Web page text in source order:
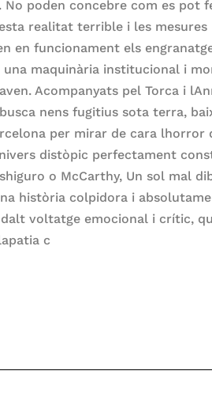
poden concebre com es pot
realitat terrible i les mesures
en funcionament els
maquinària institucional i
Acompanyats pel Torca i
nens fugitius sota terra,
per mirar de cara lhorror
distòpic perfectament
o McCarthy, Un sol mal
història colpidora i
voltatge emocional i crític,
c